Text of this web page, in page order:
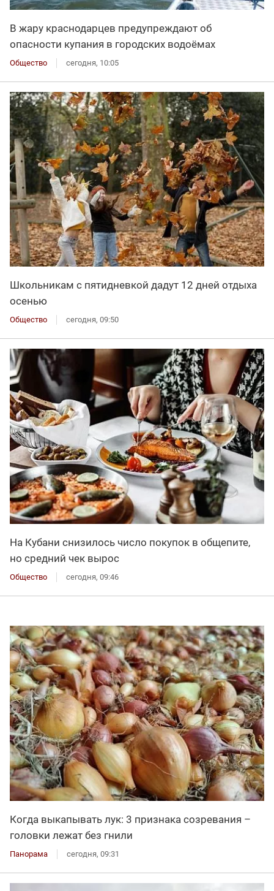
В жару краснодарцев предупреждают об
опасности купания в городских водоёмах
Общество сегодня, 10:05
Школьникам с пятидневкой дадут 12 дней отдыха
осенью
Общество сегодня, 09:50
На Кубани снизилось число покупок в общепите,
но средний чек вырос
Общество сегодня, 09:46
Когда выкапывать лук: 3 признака созревания –
головки лежат без гнили
Панорама сегодня, 09:31